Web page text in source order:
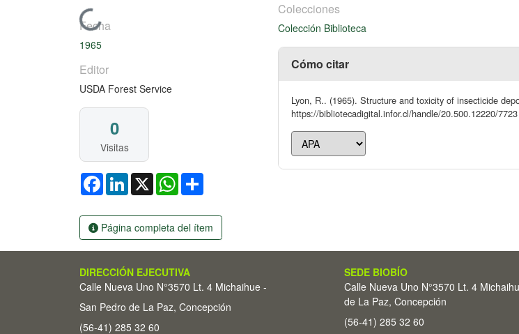
Cargando...
Fecha
1965
Editor
USDA Forest Service
0
Visitas
FacebookLinkedIn
X WhatsApp
Página completa del ítem
Colecciones
Colección Biblioteca
Cómo citar
Lyon, R.. (1965). Structure and toxicity of insecticide
https://bibliotecadigital.infor.cl/handle/20.500.12220/7723
DIRECCIÓN EJECUTIVA
Calle Nueva Uno N°3570 Lt. 4 Michaihue -
San Pedro de La Paz, Concepción
(56-41) 285 32 60
SEDE BIOBÍO
Calle Nueva Uno N°3570 Lt. 4
de La Paz, Concepción
(56-41) 285 32 60